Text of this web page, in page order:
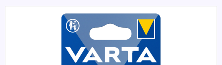
3V,
buton